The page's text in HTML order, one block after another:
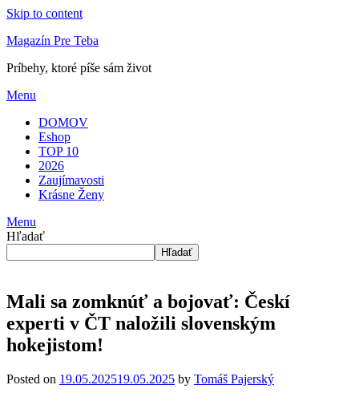
Skip to content
Magazín Pre Teba
Príbehy, ktoré píše sám život
Menu
DOMOV
Eshop
TOP 10
2026
Zaujímavosti
Krásne Ženy
Menu
Hľadať
Hľadať
Mali sa zomknúť a bojovať: Českí
experti v ČT naložili slovenským
hokejistom!
Posted on 19.05.202519.05.2025 by Tomáš Pajerský